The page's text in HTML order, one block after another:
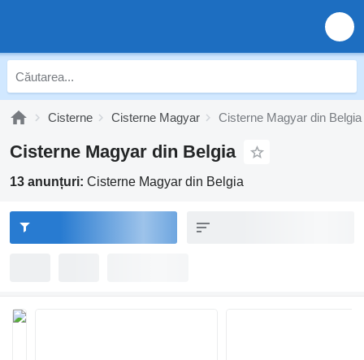
Cisterne Cisterne Magyar Cisterne Magyar din Belgia
Cisterne Magyar din Belgia
13 anunțuri: Cisterne Magyar din Belgia